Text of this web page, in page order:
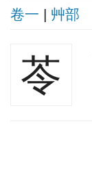
卷一 | 艸部
苓